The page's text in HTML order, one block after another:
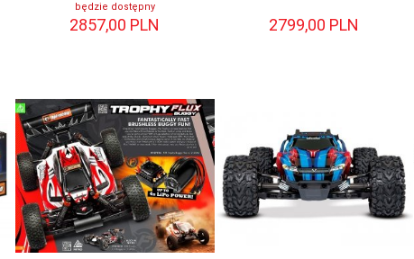
będzie dostępny
2857,00 PLN 2799,00 PLN